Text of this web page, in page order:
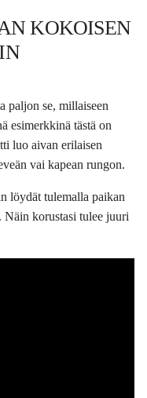
KOKOISEN
paljon se, millaiseen
esimerkkinä tästä on
luo aivan erilaisen
vai kapean rungon.
löydät tulemalla paikan
korustasi tulee juuri